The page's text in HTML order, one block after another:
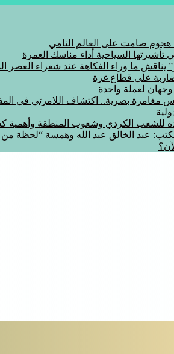
هجوم صامت على العالم النامي
تأشيرتها السياحية أداء مناسك العمرة
يناقش ما وراء الفكاهة عند شعراء العصر
على قطاع غزة
وجهان لعملة واحدة
مغامرة بصرية.. اكتشاف اللامرئي في
للشعب الكردي وشعوب المنطقة
عبد الخالق عبد الله وهمسة “لحظة